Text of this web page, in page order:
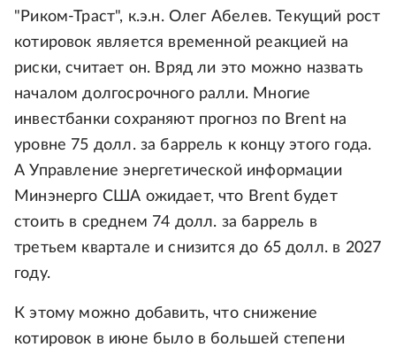
"Риком-Траст", к.э.н. Олег Абелев. Текущий рост
котировок является временной реакцией на
риски, считает он. Вряд ли это можно назвать
началом долгосрочного ралли. Многие
инвестбанки сохраняют прогноз по Brent на
уровне 75 долл. за баррель к концу этого года.
А Управление энергетической информации
Минэнерго США ожидает, что Brent будет
стоить в среднем 74 долл. за баррель в
третьем квартале и снизится до 65 долл. в 2027
году.
К этому можно добавить, что снижение
котировок в июне было в большей степени